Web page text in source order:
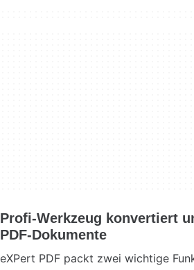
Profi-Werkzeug konvertiert
PDF-Dokumente
eXPert PDF packt zwei wichtige